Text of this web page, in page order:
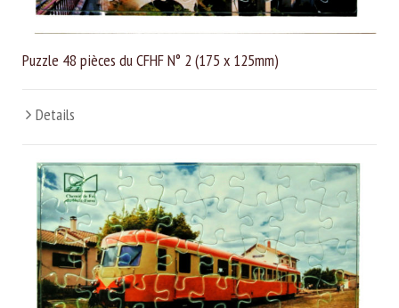
Puzzle 48 pièces du CFHF N° 2 (175 x 125mm)
Details